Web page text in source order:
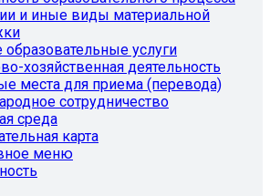
и иные виды материальной
услуги
хозяйственная деятельность
места для приема (перевода)
сотрудничество
среда
карта
меню